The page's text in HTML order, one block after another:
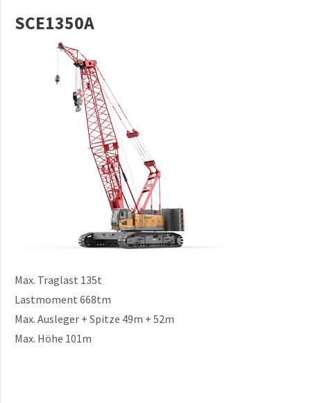
SCE1350A
Max. Traglast 135t
Lastmoment 668tm
Max. Ausleger + Spitze 49m + 52m
Max. Höhe 101m